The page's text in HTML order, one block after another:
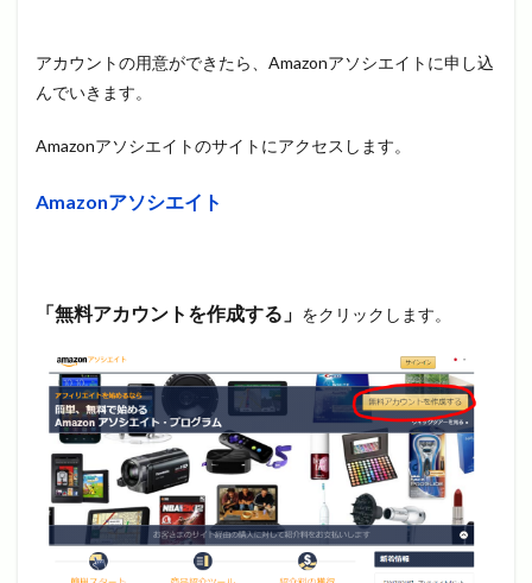
アカウントの用意ができたら、Amazonアソシエイトに申し込
んでいきます。
Amazonアソシエイトのサイトにアクセスします。
Amazonアソシエイト
「無料アカウントを作成する」 をクリックします。